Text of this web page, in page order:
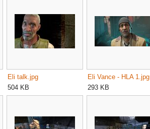
Eli talk.jpg
504 KB
Eli Vance - HLA 1.jpg
293 KB